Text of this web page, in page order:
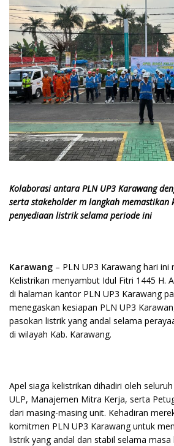
Kolaborasi antara PLN UP3 Karawang
serta stakeholder m langkah memastikan
penyediaan listrik selama periode ini
Karawang – PLN UP3 Karawang hari ini
Kelistrikan menyambut Idul Fitri 1445 H.
di halaman kantor PLN UP3 Karawang
menegaskan kesiapan PLN UP3
pasokan listrik yang andal selama
di wilayah Kab. Karawang.
Apel siaga kelistrikan dihadiri oleh
ULP, Manajemen Mitra Kerja, serta
dari masing-masing unit. Kehadiran
komitmen PLN UP3 Karawang untuk
listrik yang andal dan stabil selama masa